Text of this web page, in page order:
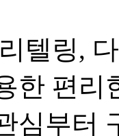
텔링,
한 편리
심부터